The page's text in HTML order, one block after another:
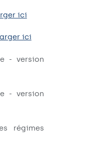
ici
ici
- version
- version
régimes